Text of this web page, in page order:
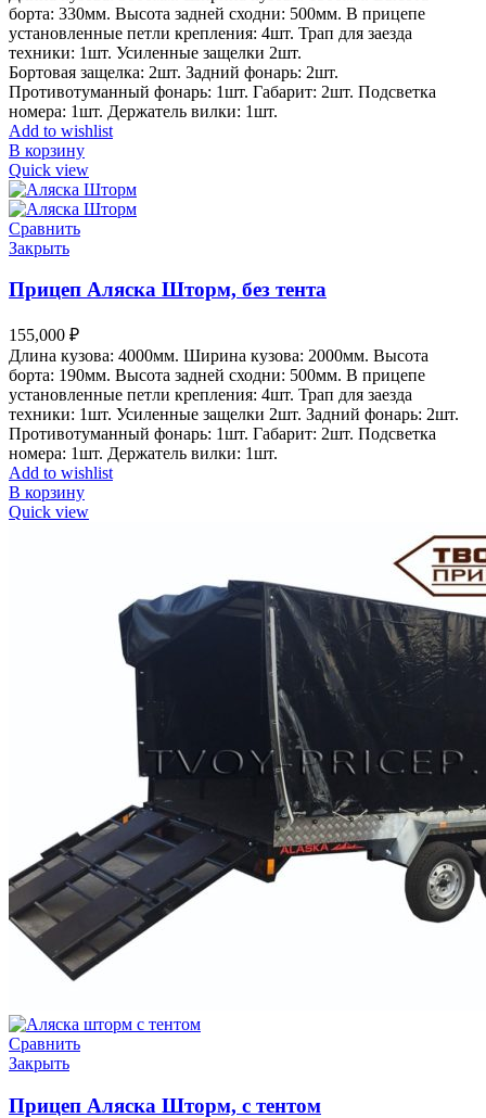
борта: 330мм. Высота задней сходни: 500мм. В прицепе
установленные петли крепления: 4шт. Трап для заезда
техники: 1шт. Усиленные защелки 2шт.
Бортовая защелка: 2шт. Задний фонарь: 2шт.
Противотуманный фонарь: 1шт. Габарит: 2шт. Подсветка
номера: 1шт. Держатель вилки: 1шт.
Add to wishlist
В корзину
Quick view
Сравнить
Закрыть
Прицеп Аляска Шторм, без тента
155,000 ₽
Длина кузова: 4000мм. Ширина кузова: 2000мм. Высота
борта: 190мм. Высота задней сходни: 500мм. В прицепе
установленные петли крепления: 4шт. Трап для заезда
техники: 1шт. Усиленные защелки 2шт. Задний фонарь: 2шт.
Противотуманный фонарь: 1шт. Габарит: 2шт. Подсветка
номера: 1шт. Держатель вилки: 1шт.
Add to wishlist
В корзину
Quick view
Сравнить
Закрыть
Прицеп Аляска Шторм, с тентом